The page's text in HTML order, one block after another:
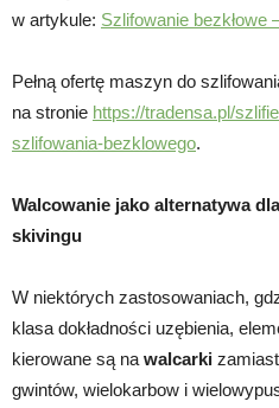
w artykule: Szlifowanie bezkłowe
Pełną ofertę maszyn do
na stronie https://tradensa.pl/
szlifowania-bezklowego.
Walcowanie jako alternatywa
skivingu
W niektórych zastosowaniach,
klasa dokładności uzębienia,
kierowane są na walcarki
gwintów, wielokarbow i